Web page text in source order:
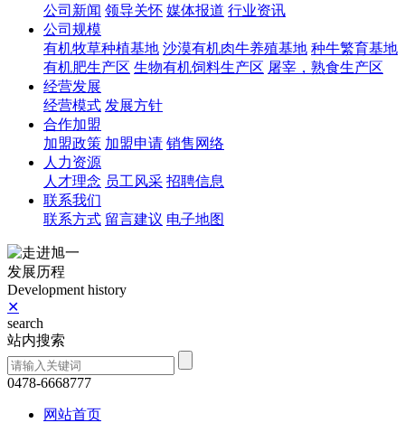
公司新闻 领导关怀 媒体报道 行业资讯
公司规模
有机牧草种植基地 沙漠有机肉牛养殖基地 种牛繁育基地
有机肥生产区 生物有机饲料生产区 屠宰，熟食生产区
经营发展
经营模式 发展方针
合作加盟
加盟政策 加盟申请 销售网络
人力资源
人才理念 员工风采 招聘信息
联系我们
联系方式 留言建议 电子地图
发展历程
Development history
✕
search
站内搜索
0478-6668777
网站首页